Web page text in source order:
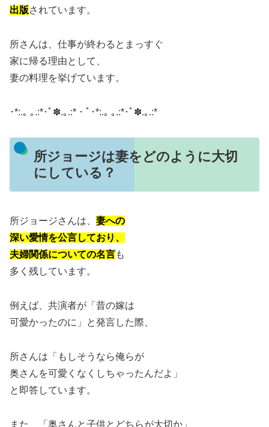
出版されています。
所さんは、仕事が終わるとまっすぐ
家に帰る理由として、
妻の料理を挙げています。
･*:.｡ ｡.:*･ﾟ✽.｡.:*・ﾟ･*:.｡ ｡.:*･ﾟ✽.｡.:*
所ジョージは妻をどのように大切
にしている？
所ジョージさんは、 妻への
深い愛情を公言しており、
夫婦関係についての名言も
多く残しています。
例えば、共演者が「昔の嫁は
可愛かったのに」と発言した際、
所さんは「もしそうなら俺らが
奥さんを可愛くなくしちゃったんだよ」
と即答しています。
また、「奥さんと子供とどちらが大切か」